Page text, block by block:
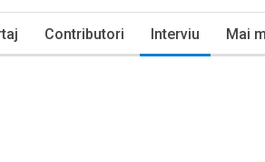
Contributori Interviu Mai